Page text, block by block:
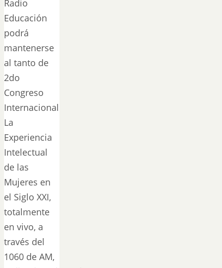
Radio
Educación
podrá
mantenerse
al tanto de
2do
Congreso
Internacional
La
Experiencia
Intelectual
de las
Mujeres en
el Siglo XXI,
totalmente
en vivo, a
través del
1060 de AM,